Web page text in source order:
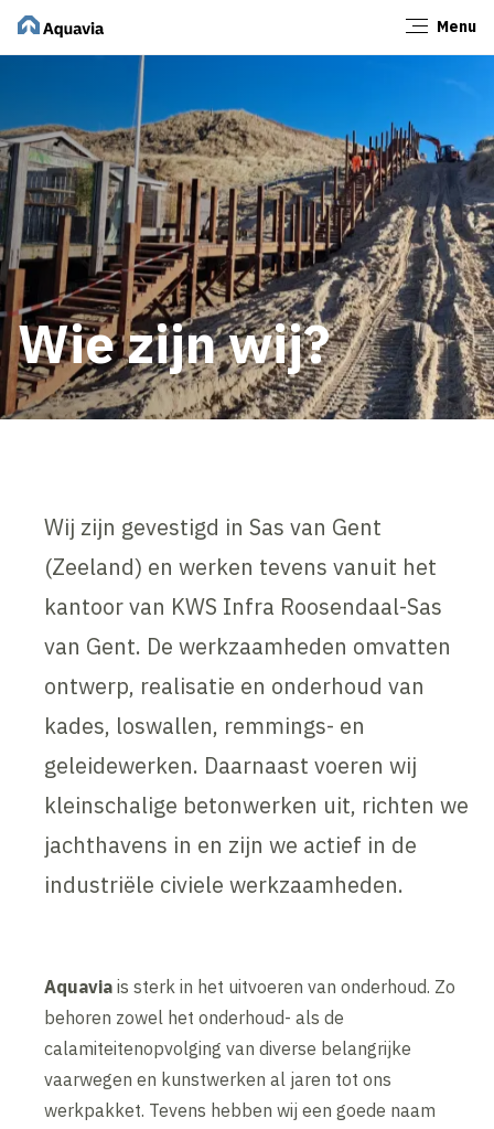
Menu
Wie zijn wij?
Wij zijn gevestigd in Sas van Gent
(Zeeland) en werken tevens vanuit het
kantoor van KWS Infra Roosendaal-Sas
van Gent. De werkzaamheden omvatten
ontwerp, realisatie en onderhoud van
kades, loswallen, remmings- en
geleidewerken. Daarnaast voeren wij
kleinschalige betonwerken uit, richten we
jachthavens in en zijn we actief in de
industriële civiele werkzaamheden.
Aquaviais sterk in het uitvoeren van onderhoud. Zo
behoren zowel het onderhoud- als de
calamiteitenopvolging van diverse belangrijke
vaarwegen en kunstwerken al jaren tot ons
werkpakket. Tevens hebben wij een goede naam
Sluiten